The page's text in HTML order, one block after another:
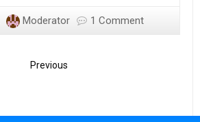
Moderator 1 Comment
Previous